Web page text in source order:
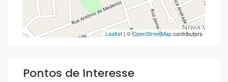
Leaflet | ©OpenStreetMapcontributors
Pontos de Interesse